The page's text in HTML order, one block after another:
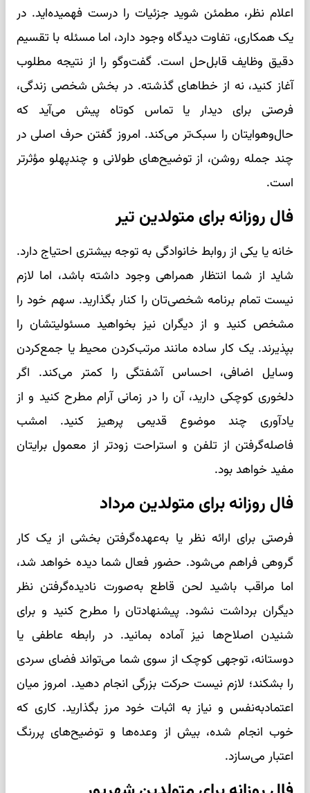
اعلام نظر، مطمئن شوید جزئیات را درست فهمیده‌اید. در
یک همکاری، تفاوت دیدگاه وجود دارد، اما مسئله با تقسیم
دقیق وظایف قابل‌حل است. گفت‌وگو را از نتیجه مطلوب
آغاز کنید، نه از خطاهای گذشته. در بخش شخصی زندگی،
فرصتی برای دیدار یا تماس کوتاه پیش می‌آید که
حال‌وهوایتان را سبک‌تر می‌کند. امروز گفتن حرف اصلی در
چند جمله روشن، از توضیح‌های طولانی و چندپهلو مؤثرتر
است.
فال روزانه برای متولدین تیر
خانه یا یکی از روابط خانوادگی به توجه بیشتری احتیاج دارد.
شاید از شما انتظار همراهی وجود داشته باشد، اما لازم
نیست تمام برنامه شخصی‌تان را کنار بگذارید. سهم خود را
مشخص کنید و از دیگران نیز بخواهید مسئولیتشان را
بپذیرند. یک کار ساده مانند مرتب‌کردن محیط یا جمع‌کردن
وسایل اضافی، احساس آشفتگی را کمتر می‌کند. اگر
دلخوری کوچکی دارید، آن را در زمانی آرام مطرح کنید و از
یادآوری چند موضوع قدیمی پرهیز کنید. امشب
فاصله‌گرفتن از تلفن و استراحت زودتر از معمول برایتان
مفید خواهد بود.
فال روزانه برای متولدین مرداد
فرصتی برای ارائه نظر یا به‌عهده‌گرفتن بخشی از یک کار
گروهی فراهم می‌شود. حضور فعال شما دیده خواهد شد،
اما مراقب باشید لحن قاطع به‌صورت نادیده‌گرفتن نظر
دیگران برداشت نشود. پیشنهادتان را مطرح کنید و برای
شنیدن اصلاح‌ها نیز آماده بمانید. در رابطه عاطفی یا
دوستانه، توجهی کوچک از سوی شما می‌تواند فضای سردی
را بشکند؛ لازم نیست حرکت بزرگی انجام دهید. امروز میان
اعتمادبه‌نفس و نیاز به اثبات خود مرز بگذارید. کاری که
خوب انجام شده، بیش از وعده‌ها و توضیح‌های پررنگ
اعتبار می‌سازد.